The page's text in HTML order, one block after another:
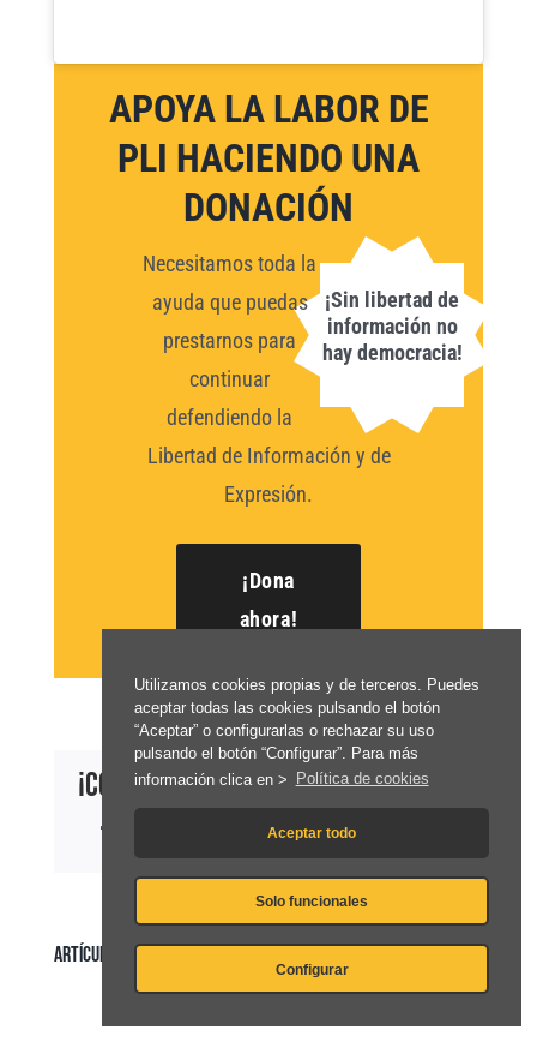
Utilizamos cookies propias y de terceros. Puedes
aceptar todas las cookies pulsando el botón
“Aceptar” o configurarlas o rechazar su uso
pulsando el botón “Configurar”. Para más
información clica en >
Política de cookies
Aceptar todo
Solo funcionales
Configurar
APOYA LA LABOR DE
PLI HACIENDO UNA
DONACIÓN
¡Sin libertad de
información no
hay democracia!
Necesitamos toda la
ayuda que puedas
prestarnos para
continuar
defendiendo la
Libertad de Información y de
Expresión.
¡Dona
ahora!
¡Comparte esta información!
LinkedInWhatsAppCorreo
ARTÍCULOS RELACIONADOS